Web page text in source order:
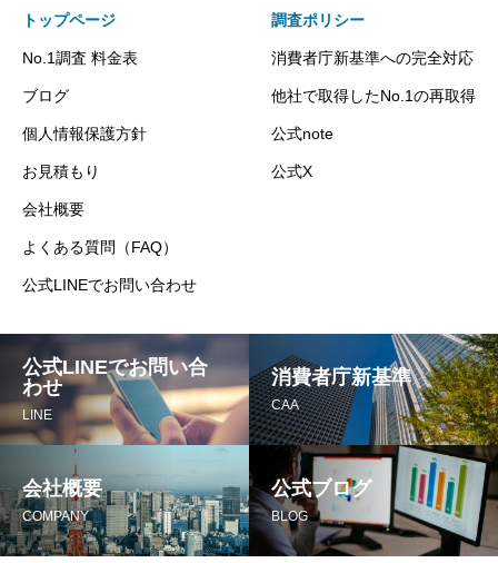
トップページ
No.1調査 料金表
ブログ
個人情報保護方針
お見積もり
会社概要
よくある質問（FAQ）
公式LINEでお問い合わせ
調査ポリシー
消費者庁新基準への完全対応
他社で取得したNo.1の再取得
公式note
公式X
公式LINEでお問い合
わせ
LINE
消費者庁新基準
CAA
会社概要
COMPANY
公式ブログ
BLOG